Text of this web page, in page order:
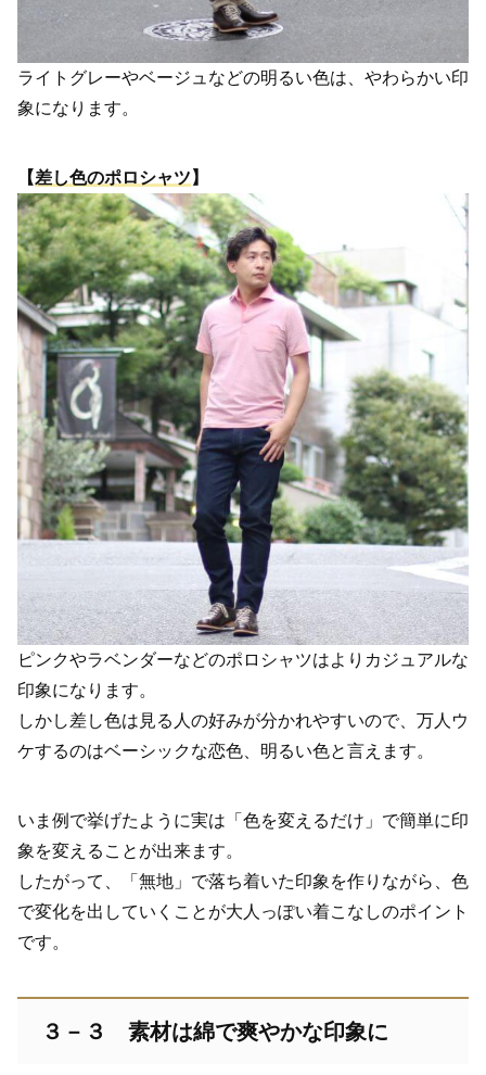
ライトグレーやベージュなどの明るい色は、やわらかい印
象になります。
【差し色のポロシャツ 】
ピンクやラベンダーなどのポロシャツはよりカジュアルな
印象になります。
しかし差し色は見る人の好みが分かれやすいので、万人ウ
ケするのはベーシックな恋色、明るい色と言えます。
いま例で挙げたように実は「色を変えるだけ」で簡単に印
象を変えることが出来ます。
したがって、「無地」で落ち着いた印象を作りながら、色
で変化を出していくことが大人っぽい着こなしのポイント
です。
３－３ 素材は綿で爽やかな印象に